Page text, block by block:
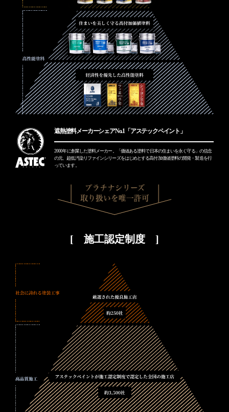
遮熱塗料メーカーシェアNo.1「アステックペイント」
2000年に創業した塗料メーカー。「価値ある塗料で日本の住まいを永く守る」の信念
の元、超低汚染リファインシリーズをはじめとする高付加価値塗料の開発・製造を行
っています。
[ 施工認定制度 ]